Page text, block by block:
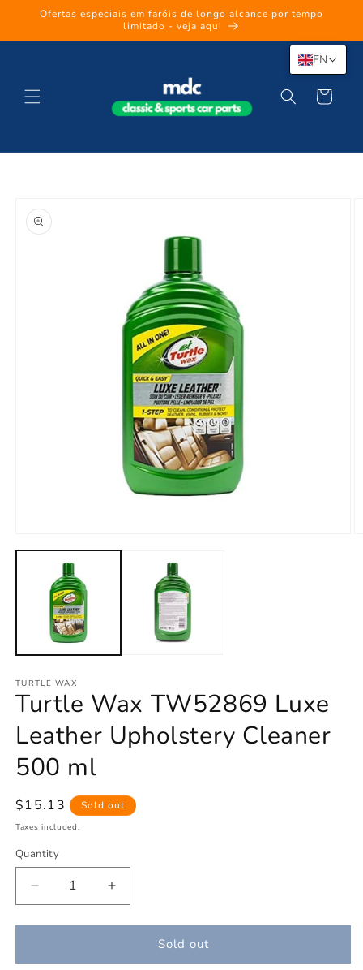
Skip to
Ofertas especiais em faróis de longo alcance por tempo
limitado - veja aqui
Cart
product
information
media
TURTLE WAX
Turtle Wax TW52869 Luxe
Leather Upholstery Cleaner
500 ml
Regular
price
$15.13 Sold out
Taxes included.
Quantity
Decrease
quantity
for
Wax
Increase
quantity
for
Wax
Sold out
EN